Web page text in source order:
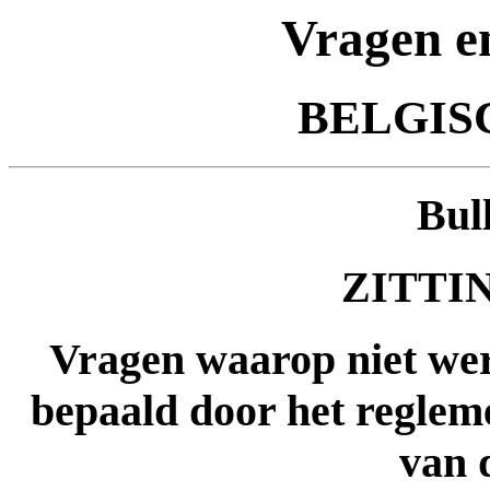
Vragen
Vragen waarop niet
bepaald door het
van